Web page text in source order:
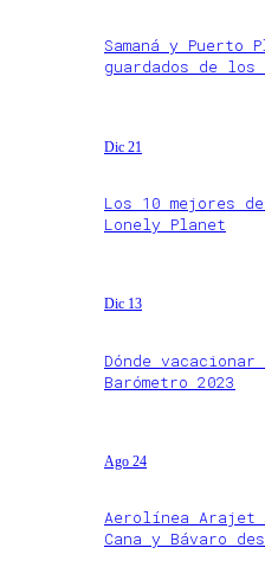
Samaná y
guardados de los
Dic 21
Los 10 mejores
Lonely Planet
Dic 13
Dónde
Barómetro 2023
Ago 24
Aerolínea Arajet
Cana y Bávaro